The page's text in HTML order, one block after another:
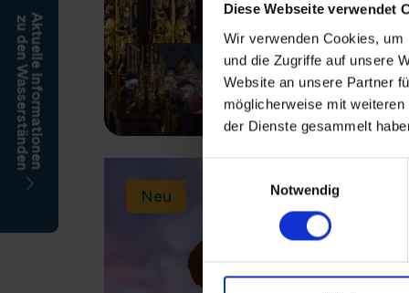
Diese Webseite verwendet
Wir verwenden Cookies,
und die Zugriffe auf unsere
Website an unsere Partner
möglicherweise mit
der Dienste gesammelt
Notwendig
Aktuelle Informationen
zu den Wasserständen
Neu